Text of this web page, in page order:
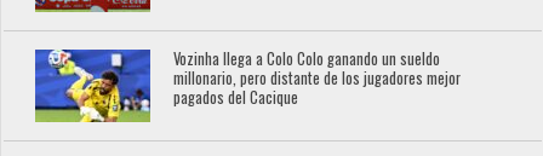
Vozinha llega a Colo Colo ganando un sueldo
millonario, pero distante de los jugadores mejor
pagados del Cacique